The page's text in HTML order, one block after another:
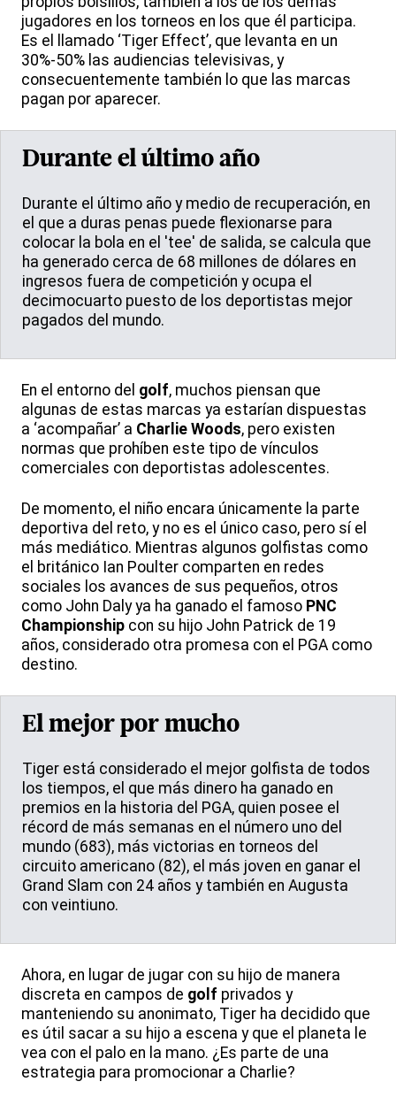
jugadores en los torneos en los que él participa.
Es el llamado ‘Tiger Effect’, que levanta en un
30%-50% las audiencias televisivas, y
consecuentemente también lo que las marcas
pagan por aparecer.
Durante el último año
Durante el último año y medio de recuperación, en
el que a duras penas puede flexionarse para
colocar la bola en el 'tee' de salida, se calcula que
ha generado cerca de 68 millones de dólares en
ingresos fuera de competición y ocupa el
decimocuarto puesto de los deportistas mejor
pagados del mundo.
En el entorno del golf, muchos piensan que
algunas de estas marcas ya estarían dispuestas
a ‘acompañar’ a Charlie Woods, pero existen
normas que prohíben este tipo de vínculos
comerciales con deportistas adolescentes.
De momento, el niño encara únicamente la parte
deportiva del reto, y no es el único caso, pero sí el
más mediático. Mientras algunos golfistas como
el británico Ian Poulter comparten en redes
sociales los avances de sus pequeños, otros
como John Daly ya ha ganado el famoso PNC
Championship con su hijo John Patrick de 19
años, considerado otra promesa con el PGA como
destino.
El mejor por mucho
Tiger está considerado el mejor golfista de todos
los tiempos, el que más dinero ha ganado en
premios en la historia del PGA, quien posee el
récord de más semanas en el número uno del
mundo (683), más victorias en torneos del
circuito americano (82), el más joven en ganar el
Grand Slam con 24 años y también en Augusta
con veintiuno.
Ahora, en lugar de jugar con su hijo de manera
discreta en campos de golf privados y
manteniendo su anonimato, Tiger ha decidido que
es útil sacar a su hijo a escena y que el planeta le
vea con el palo en la mano. ¿Es parte de una
estrategia para promocionar a Charlie?